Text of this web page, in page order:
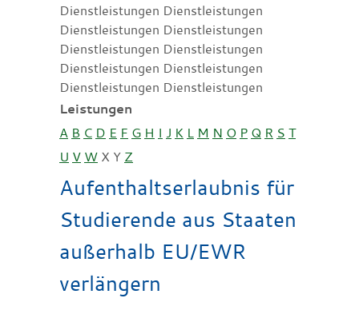
Dienstleistungen Dienstleistungen
Dienstleistungen Dienstleistungen
Dienstleistungen Dienstleistungen
Dienstleistungen Dienstleistungen
Dienstleistungen Dienstleistungen
Leistungen
A B C D E F G H I J K L M N O P Q R S T
U V W X Y Z
Aufenthaltserlaubnis für
Studierende aus Staaten
außerhalb EU/EWR
verlängern